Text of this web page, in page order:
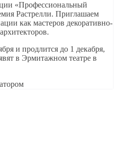
«Профессиональный
Растрелли. Приглашаем
как мастеров декоративно-
и продлится до 1 декабря,
в Эрмитажном театре в